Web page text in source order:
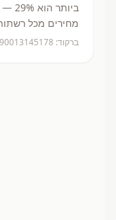
ביותר הוא 29% — חיסכון של עד ₪1.10.
מחירים מכל
ברקוד: